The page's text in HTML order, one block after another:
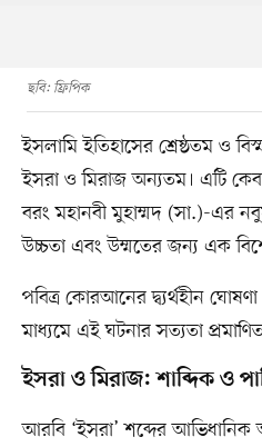
ছবি: ফ্রিপিক
ইসলামি ইতিহাসের শ্রেষ্ঠতম ও
ইসরা ও মিরাজ অন্যতম। এটি
বরং মহানবী মুহাম্মদ (সা.)-এর
উচ্চতা এবং উম্মতের জন্য এক
পবিত্র কোরআনের দ্ব্যর্থহীন
মাধ্যমে এই ঘটনার সত্যতা
ইসরা ও মিরাজ: শাব্দিক ও
আরবি ‘ইসরা’ শব্দের আভিধানিক